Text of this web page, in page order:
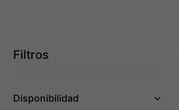
Filtros
Disponibilidad